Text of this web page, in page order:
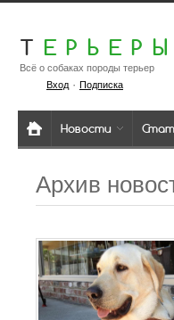
Т ЕРЬЕРЫ
Всё о собаках породы терьер
Вход· Подписка
Новости
Архив